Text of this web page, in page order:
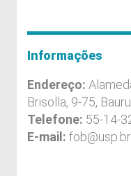
Informações
Endereço:
Brisolla, 9-75,
Telefone: 55-14-
E-mail: fob@usp.br